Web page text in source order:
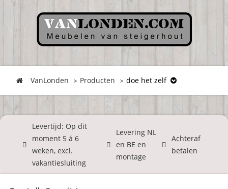
VanLonden Producten doe het zelf
Levertijd: Op dit
moment 5 á 6
weken, excl.
vakantiesluiting
Levering NL
en BE en
montage
Achteraf
betalen